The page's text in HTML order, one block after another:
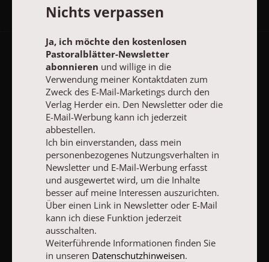
AGB und Widerrufsbelehrung Datenschutz
Impressum
Vertrag widerrufen Abo online kündigen
Nichts verpassen
Ja, ich möchte den kostenlosen
Pastoralblätter-Newsletter
abonnieren und willige in die
Verwendung meiner Kontaktdaten zum
Zweck des E-Mail-Marketings durch den
Verlag Herder ein. Den Newsletter oder die
E-Mail-Werbung kann ich jederzeit
abbestellen.
Ich bin einverstanden, dass mein
personenbezogenes Nutzungsverhalten in
Newsletter und E-Mail-Werbung erfasst
und ausgewertet wird, um die Inhalte
besser auf meine Interessen auszurichten.
Über einen Link in Newsletter oder E-Mail
kann ich diese Funktion jederzeit
ausschalten.
Weiterführende Informationen finden Sie
in unseren Datenschutzhinweisen.